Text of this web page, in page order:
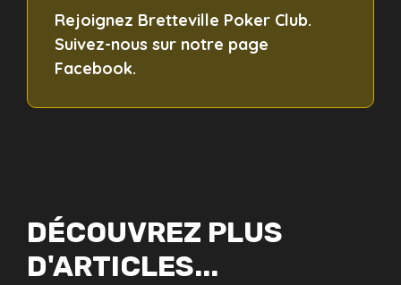
Rejoignez Bretteville Poker Club.
Suivez-nous sur notre page
Facebook.
DÉCOUVREZ PLUS
D'ARTICLES...